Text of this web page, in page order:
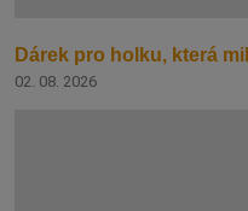
Dárek pro holku, která
02. 08. 2026